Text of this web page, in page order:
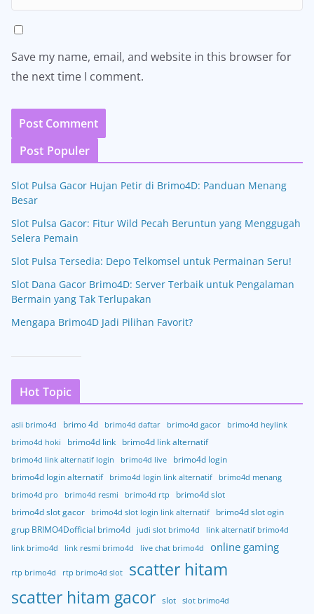
Save my name, email, and website in this browser for
the next time I comment.
Post Populer
Slot Pulsa Gacor Hujan Petir di Brimo4D: Panduan Menang
Besar
Slot Pulsa Gacor: Fitur Wild Pecah Beruntun yang Menggugah
Selera Pemain
Slot Pulsa Tersedia: Depo Telkomsel untuk Permainan Seru!
Slot Dana Gacor Brimo4D: Server Terbaik untuk Pengalaman
Bermain yang Tak Terlupakan
Mengapa Brimo4D Jadi Pilihan Favorit?
Hot Topic
asli brimo4d brimo 4d brimo4d daftar brimo4d gacor
brimo4d heylink
brimo4d hoki
brimo4d link brimo4d link alternatif
brimo4d link alternatif login brimo4d live
brimo4d login
brimo4d login alternatif
brimo4d login link alternatif
brimo4d menang
brimo4d pro
brimo4d resmi brimo4d rtp
brimo4d slot
brimo4d slot gacor
brimo4d slot login link alternatif
brimo4d slot ogin
grup BRIMO4Dofficial brimo4d
judi slot brimo4d
link alternatif brimo4d
link brimo4d
link resmi brimo4d live chat brimo4d online gaming
rtp brimo4d rtp brimo4d slot
scatter hitam
scatter hitam gacor slot slot brimo4d